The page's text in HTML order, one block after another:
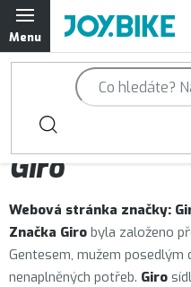
Přejít
na
obsah
Trailová kola Qayron
Horská kola Qayron
Dámská horská kola
Předváděcí kola Qayron
Rámy Qayron
Prodávané značky
Giro
Webová stránka značky:
Značka Giro byla založeno
Gentesem, mužem posedlým
nenaplněných potřeb. Giro